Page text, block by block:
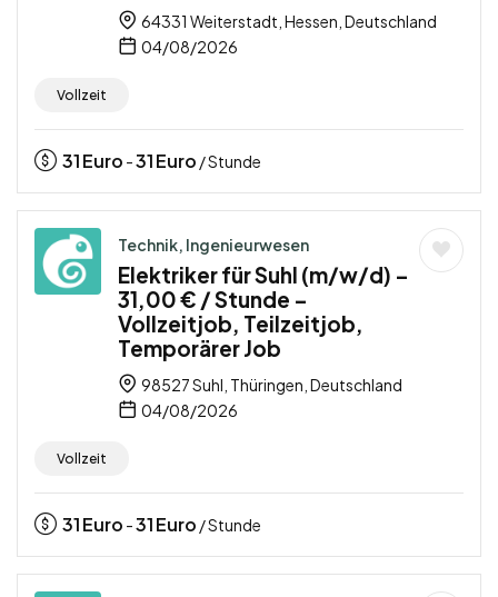
64331 Weiterstadt, Hessen, Deutschland
04/08/2026
Vollzeit
31Euro -31Euro / Stunde
Technik, Ingenieurwesen
Elektriker für Suhl (m/w/d) –
31,00 € / Stunde –
Vollzeitjob, Teilzeitjob,
Temporärer Job
98527 Suhl, Thüringen, Deutschland
04/08/2026
Vollzeit
31Euro -31Euro / Stunde